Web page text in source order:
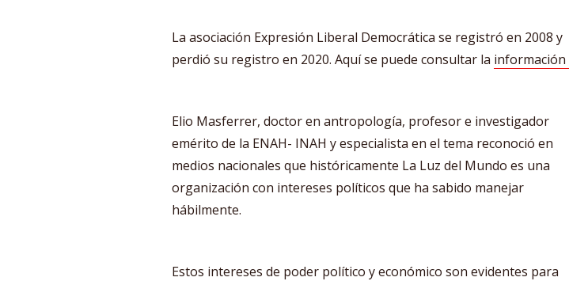
La asociación Expresión Liberal Democrática se registró en 2008 y
perdió su registro en 2020. Aquí se puede consultar la información
Elio Masferrer, doctor en antropología, profesor e investigador
emérito de la ENAH- INAH y especialista en el tema reconoció en
medios nacionales que históricamente La Luz del Mundo es una
organización con intereses políticos que ha sabido manejar
hábilmente.
Estos intereses de poder político y económico son evidentes para